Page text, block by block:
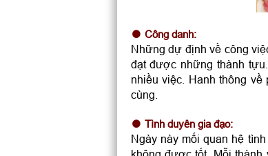
Công danh:
Những dự định về công
đạt được những thành
nhiều việc. Hanh thông
cùng.
Tình duyên gia đạo:
Ngày này mối quan hệ